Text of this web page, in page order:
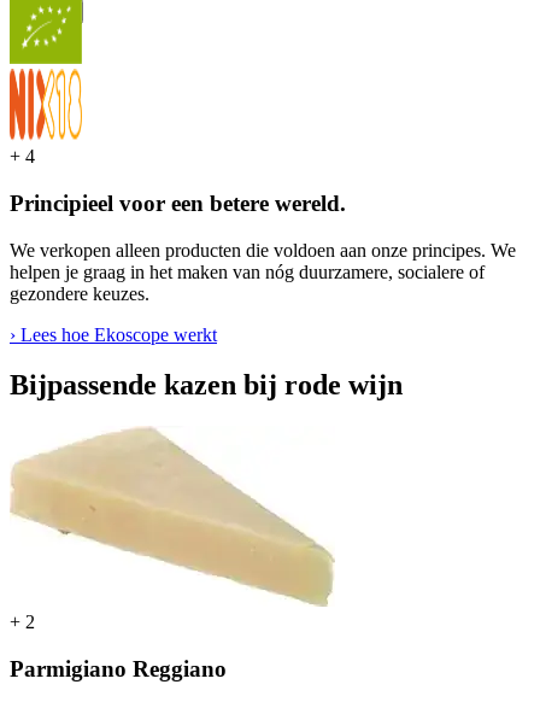
Meer
+ 4
Principieel voor een betere wereld.
We verkopen alleen producten die voldoen aan onze principes. We
helpen je graag in het maken van nóg duurzamere, socialere of
gezondere keuzes.
› Lees hoe Ekoscope werkt
Bijpassende kazen bij rode wijn
+ 2
Parmigiano Reggiano